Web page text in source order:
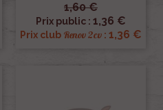
1,60 €
Prix public : 1,36 €
Prix club Renov 2cv : 1,36 €